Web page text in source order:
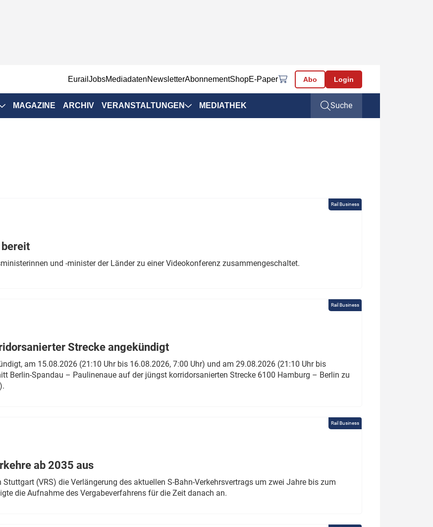
EurailJobsMediadatenNewsletterAbonnementShopE-Paper Abo Login
MAGAZINE ARCHIV VERANSTALTUNGEN MEDIATHEK Suche
Rail Business
und -minister der Länder zu einer Videokonferenz zusammengeschaltet.
Rail Business
Strecke angekündigt
am 15.08.2026 (21:10 Uhr bis 16.08.2026, 7:00 Uhr) und am 29.08.2026 (21:10 Uhr bis
Berlin-Spandau – Paulinenaue auf der jüngst korridorsanierten Strecke 6100 Hamburg – Berlin zu
Rail Business
ab 2035 aus
(VRS) die Verlängerung des aktuellen S-Bahn-Verkehrsvertrags um zwei Jahre bis zum
die Aufnahme des Vergabeverfahrens für die Zeit danach an.